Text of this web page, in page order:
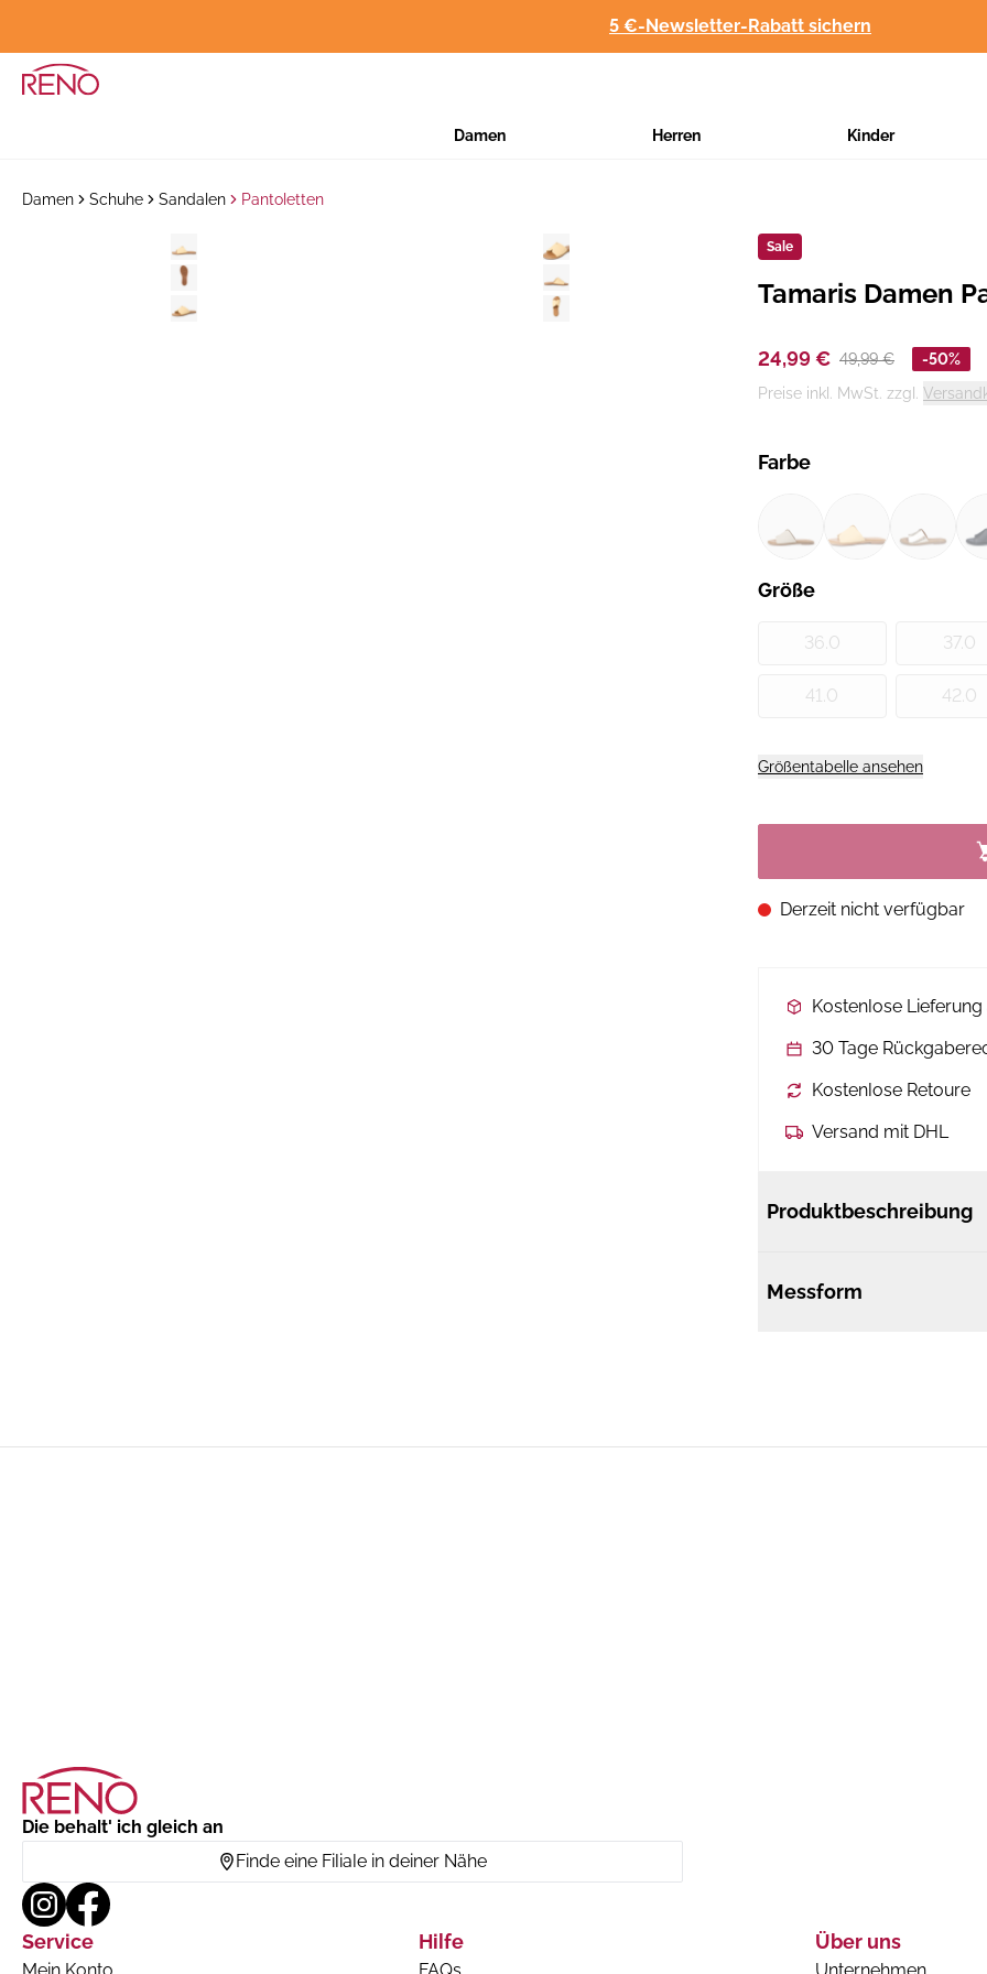
5 €-Newsletter-Rabatt sichern
Damen Herren Kinder
Damen Schuhe Sandalen Pantoletten
Sale
Hersteller
Tamaris Damen
24,99 € 49,99 €
-50%
Preise inkl. MwSt. zzgl.
Farbe
Größe
36.0 37.0
41.0 42.0
Größentabelle ansehen
Derzeit nicht verfügbar
Kostenlose
30 Tage
Kostenlose Retoure
Versand mit DHL
Produktbeschreibung
Messform
Die behalt' ich gleich an
Finde eine Filiale in deiner Nähe
Service Hilfe Über uns